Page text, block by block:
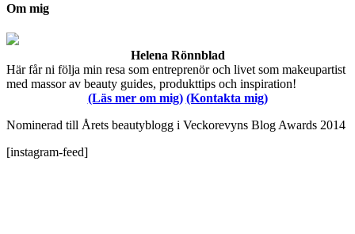
Om mig
Helena Rönnblad
Här får ni följa min resa som entreprenör och livet som makeupartist
med massor av beauty guides, produkttips och inspiration!
(Läs mer om mig) (Kontakta mig)
Nominerad till Årets beautyblogg i Veckorevyns Blog Awards 2014
[instagram-feed]